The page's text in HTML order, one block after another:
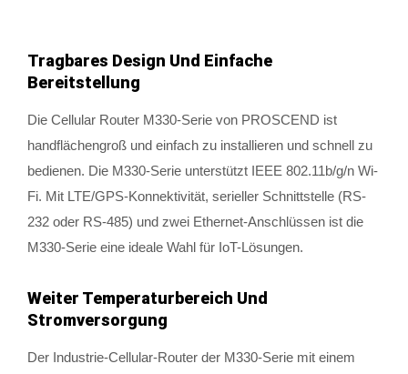
Tragbares Design Und Einfache
Bereitstellung
Die Cellular Router M330-Serie von PROSCEND ist
handflächengroß und einfach zu installieren und schnell zu
bedienen. Die M330-Serie unterstützt IEEE 802.11b/g/n Wi-
Fi. Mit LTE/GPS-Konnektivität, serieller Schnittstelle (RS-
232 oder RS-485) und zwei Ethernet-Anschlüssen ist die
M330-Serie eine ideale Wahl für IoT-Lösungen.
Weiter Temperaturbereich Und
Stromversorgung
Der Industrie-Cellular-Router der M330-Serie mit einem